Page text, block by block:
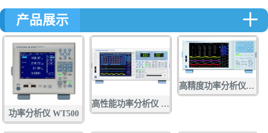
产品展示
功率分析仪 WT500
高性能功率分析仪 WT1800E系列
高精度功率分析仪WT5000